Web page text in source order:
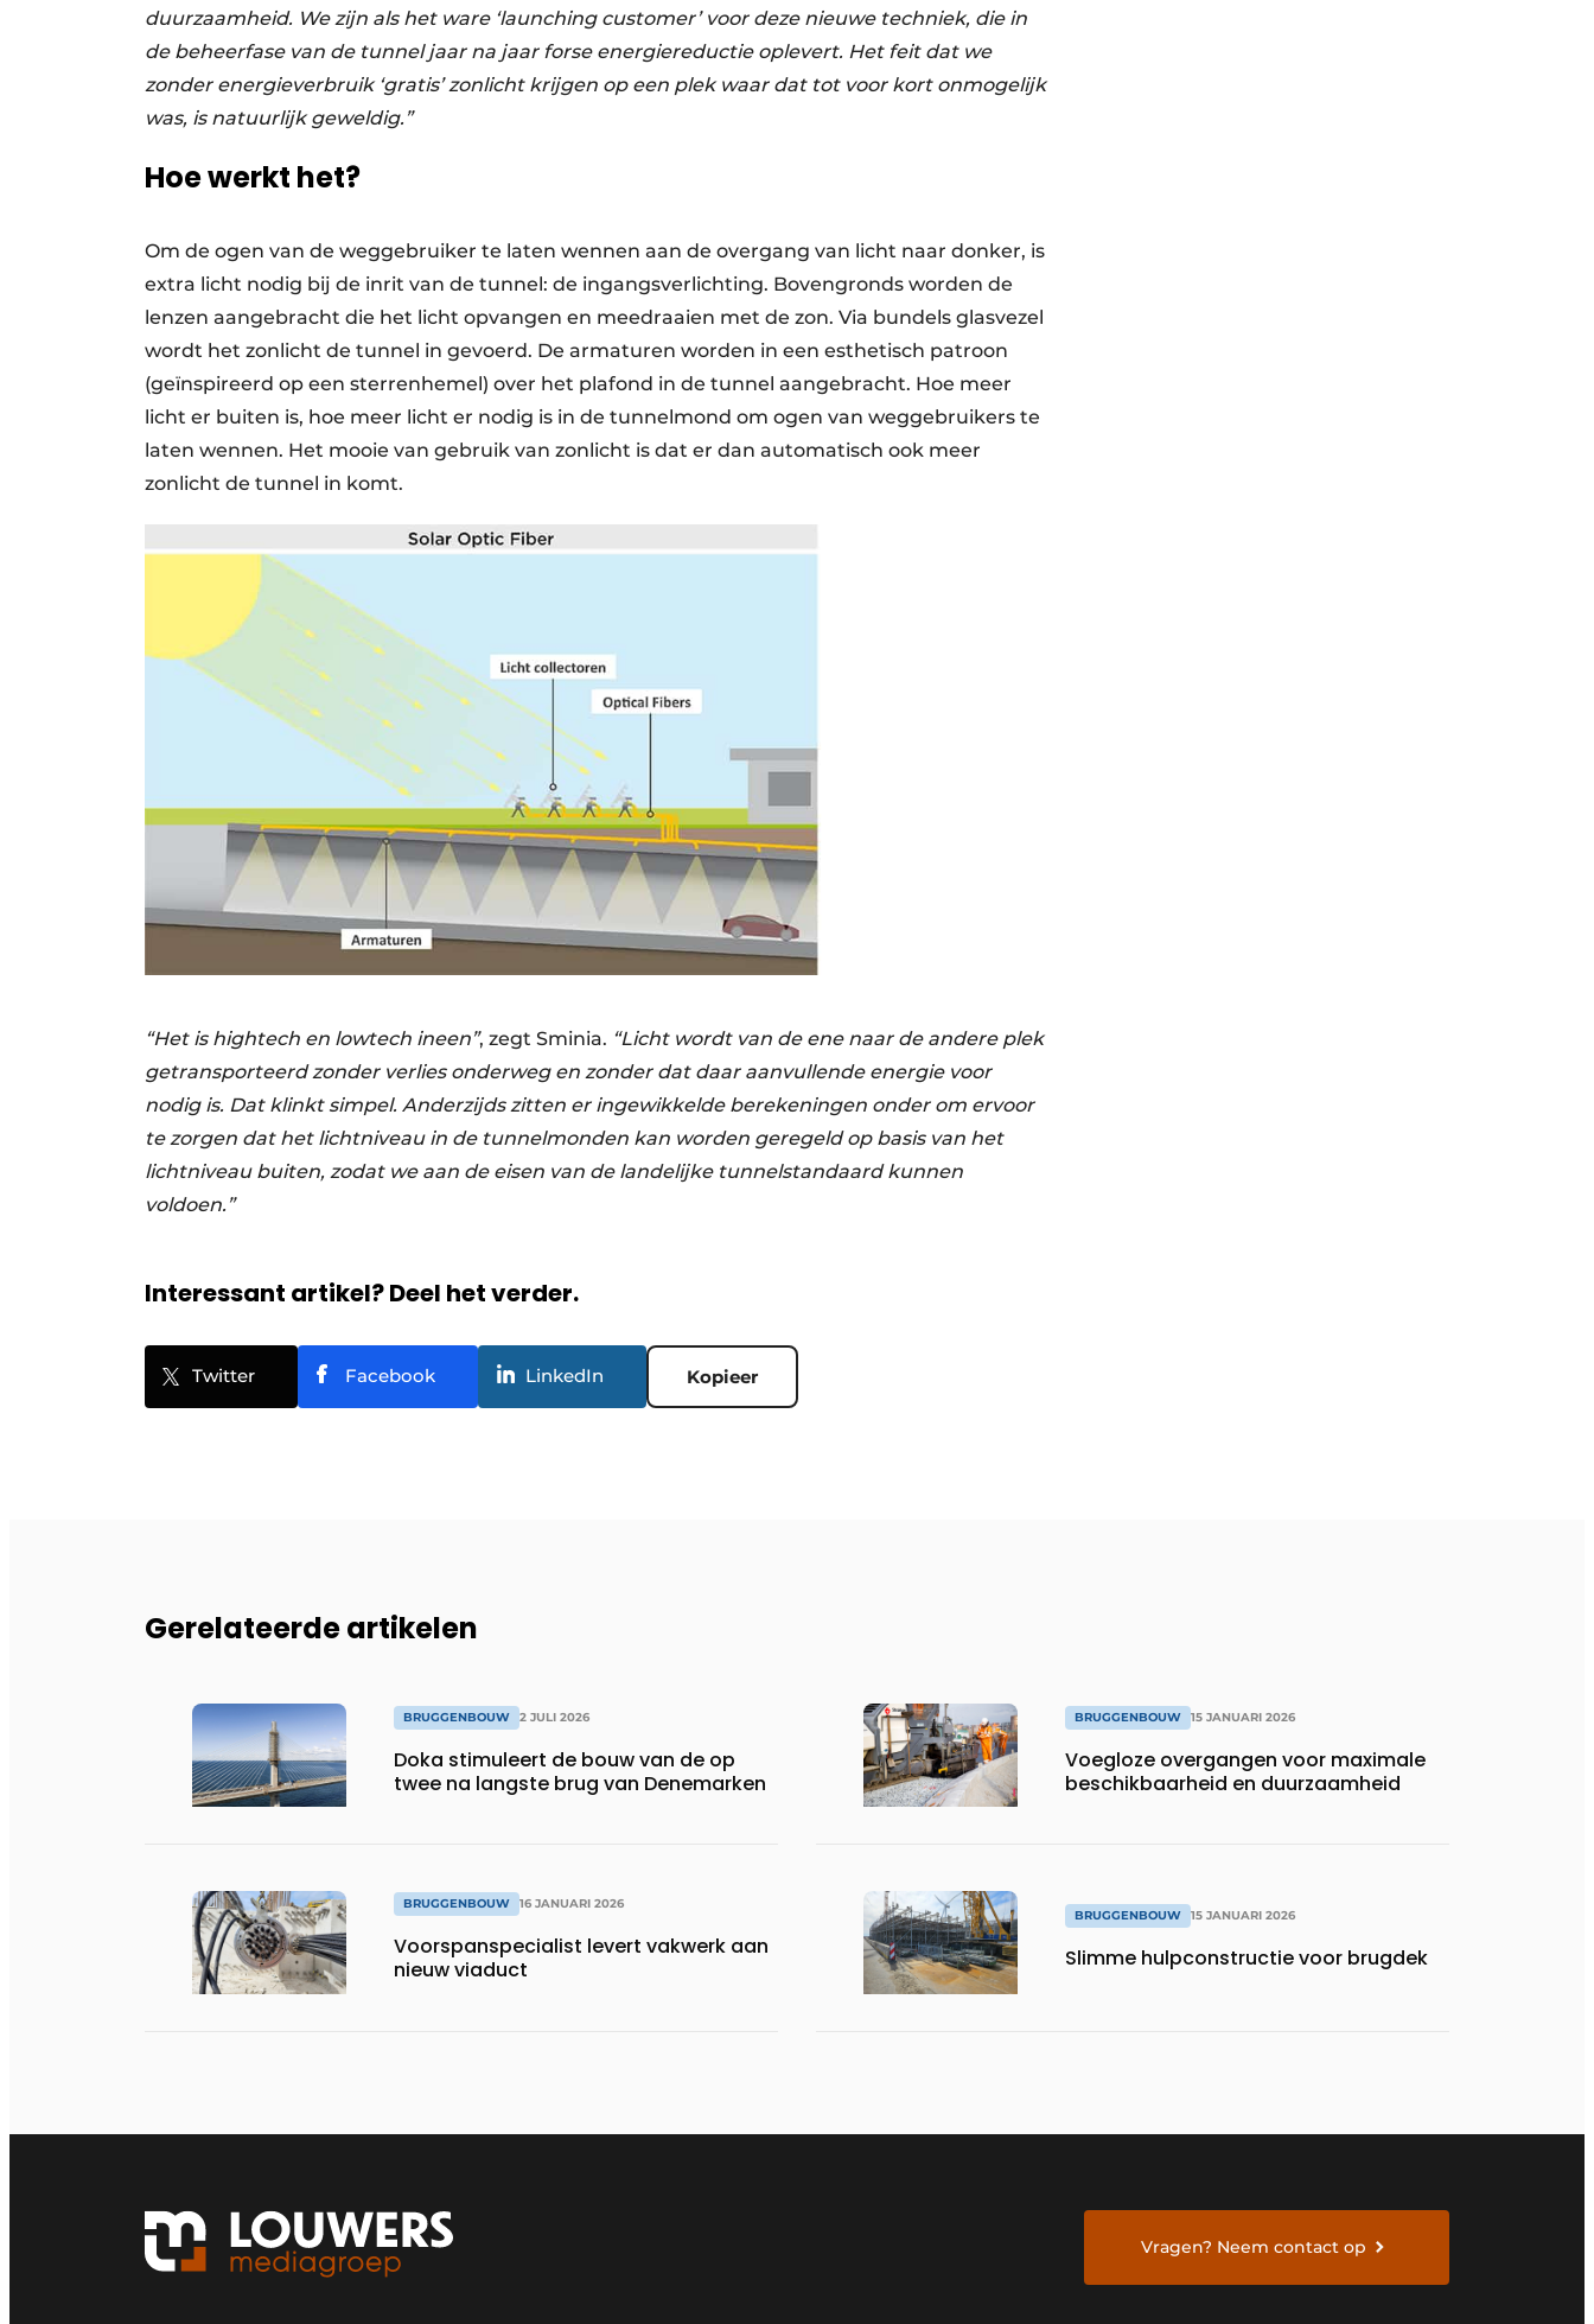
duurzaamheid. We zijn als het ware ‘launching customer’ voor deze nieuwe techniek, die in
de beheerfase van de tunnel jaar na jaar forse energiereductie oplevert. Het feit dat we
zonder energieverbruik ‘gratis’ zonlicht krijgen op een plek waar dat tot voor kort onmogelijk
was, is natuurlijk geweldig.”
Hoe werkt het?
Om de ogen van de weggebruiker te laten wennen aan de overgang van licht naar donker, is
extra licht nodig bij de inrit van de tunnel: de ingangsverlichting. Bovengronds worden de
lenzen aangebracht die het licht opvangen en meedraaien met de zon. Via bundels glasvezel
wordt het zonlicht de tunnel in gevoerd. De armaturen worden in een esthetisch patroon
(geïnspireerd op een sterrenhemel) over het plafond in de tunnel aangebracht. Hoe meer
licht er buiten is, hoe meer licht er nodig is in de tunnelmond om ogen van weggebruikers te
laten wennen. Het mooie van gebruik van zonlicht is dat er dan automatisch ook meer
zonlicht de tunnel in komt.
“Het is hightech en lowtech ineen”, zegt Sminia. “Licht wordt van de ene naar de andere plek
getransporteerd zonder verlies onderweg en zonder dat daar aanvullende energie voor
nodig is. Dat klinkt simpel. Anderzijds zitten er ingewikkelde berekeningen onder om ervoor
te zorgen dat het lichtniveau in de tunnelmonden kan worden geregeld op basis van het
lichtniveau buiten, zodat we aan de eisen van de landelijke tunnelstandaard kunnen
voldoen.”
Interessant artikel? Deel het verder.
Twitter Facebook LinkedIn Kopieer
Gerelateerde artikelen
BRUGGENBOUW 2 JULI 2026
Doka stimuleert de bouw van de op
twee na langste brug van Denemarken
BRUGGENBOUW 16 JANUARI 2026
Voorspanspecialist levert vakwerk aan
nieuw viaduct
BRUGGENBOUW 15 JANUARI 2026
Voegloze overgangen voor maximale
beschikbaarheid en duurzaamheid
BRUGGENBOUW 15 JANUARI 2026
Slimme hulpconstructie voor brugdek
Vragen? Neem contact op